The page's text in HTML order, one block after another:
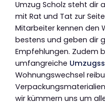
Umzug Scholz steht dir
mit Rat und Tat zur
Mitarbeiter kennen den
bestens und geben dir
Empfehlungen. Zudem
umfangreiche
Wohnungswechsel
wir kümmern uns um